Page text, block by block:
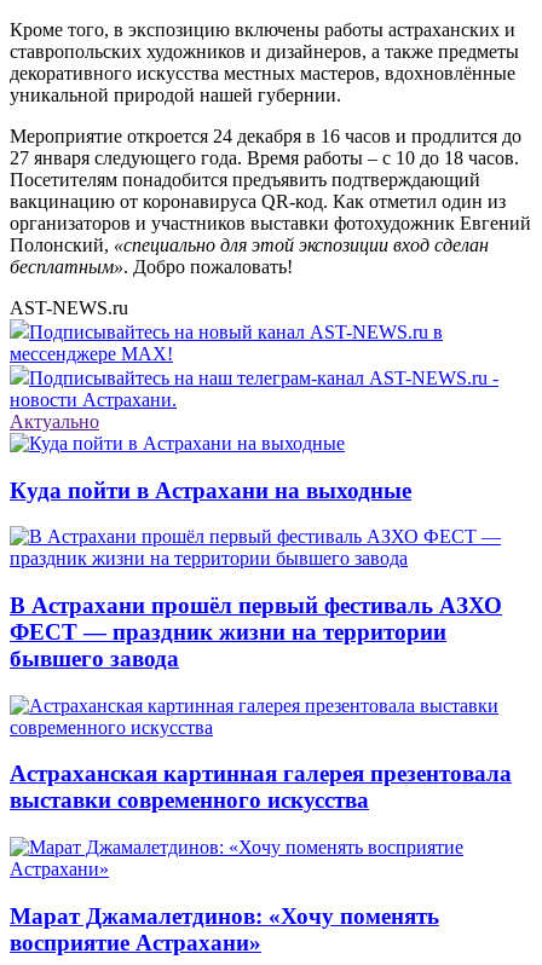
Кроме того, в экспозицию включены работы астраханских и
ставропольских художников и дизайнеров, а также предметы
декоративного искусства местных мастеров, вдохновлённые
уникальной природой нашей губернии.
Мероприятие откроется 24 декабря в 16 часов и продлится до
27 января следующего года. Время работы – с 10 до 18 часов.
Посетителям понадобится предъявить подтверждающий
вакцинацию от коронавируса QR-код. Как отметил один из
организаторов и участников выставки фотохудожник Евгений
Полонский, «специально для этой экспозиции вход сделан
бесплатным». Добро пожаловать!
AST-NEWS.ru
Подписывайтесь на новый канал AST-NEWS.ru в
мессенджере MAX!
Подписывайтесь на наш телеграм-канал AST-NEWS.ru -
новости Астрахани.
Актуально
Куда пойти в Астрахани на выходные
В Астрахани прошёл первый фестиваль АЗХО
ФЕСТ — праздник жизни на территории
бывшего завода
Астраханская картинная галерея презентовала
выставки современного искусства
Марат Джамалетдинов: «Хочу поменять
восприятие Астрахани»